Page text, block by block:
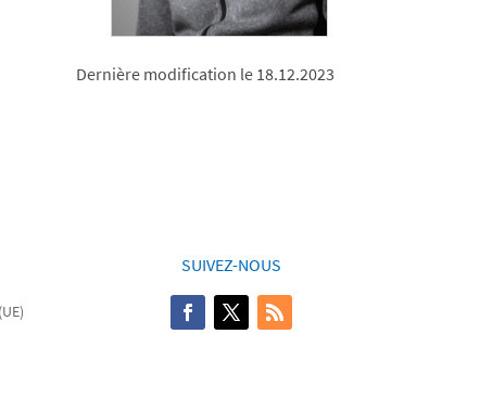
Dernière modification le 18.12.2023
SUIVEZ-NOUS